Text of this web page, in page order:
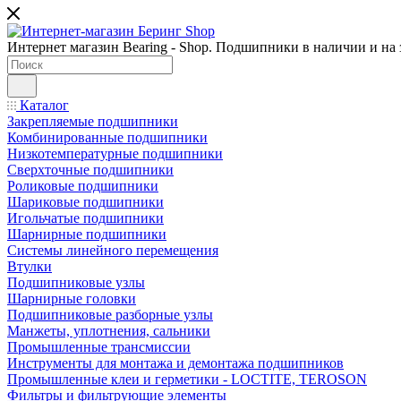
Интернет магазин Bearing - Shop. Подшипники в наличии и на
Каталог
Закрепляемые подшипники
Комбинированные подшипники
Низкотемпературные подшипники
Сверхточные подшипники
Роликовые подшипники
Шариковые подшипники
Игольчатые подшипники
Шарнирные подшипники
Системы линейного перемещения
Втулки
Подшипниковые узлы
Шарнирные головки
Подшипниковые разборные узлы
Манжеты, уплотнения, сальники
Промышленные трансмиссии
Инструменты для монтажа и демонтажа подшипников
Промышленные клеи и герметики - LOCTITE, TEROSON
Фильтры и фильтрующие элементы